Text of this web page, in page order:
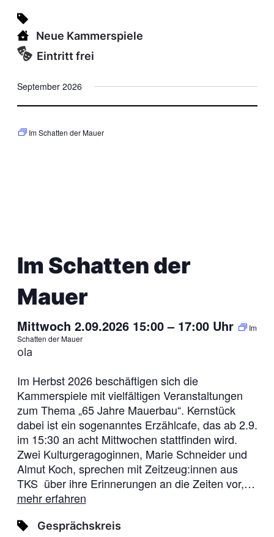
b
f
e
Neue Kammerspiele
Eintritt frei
September 2026
Im Schatten der Mauer
Im Schatten der
Mauer
Mittwoch 2.09.2026 15:00– 17:00Uhr
Im
Schatten der Mauer
ola
Im Herbst 2026 beschäftigen sich die
Kammerspiele mit vielfältigen Veranstaltungen
zum Thema „65 Jahre Mauerbau“. Kernstück
dabei ist ein sogenanntes Erzählcafe, das ab 2.9.
im 15:30 an acht Mittwochen stattfinden wird.
Zwei Kulturgeragoginnen, Marie Schneider und
Almut Koch, sprechen mit Zeitzeug:innen aus
TKS über ihre Erinnerungen an die Zeiten vor,…
mehr erfahren
Gesprächskreis